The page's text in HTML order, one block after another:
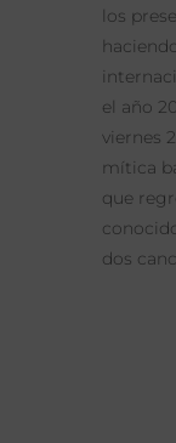
los
el año
viernes
mítica
que
dos